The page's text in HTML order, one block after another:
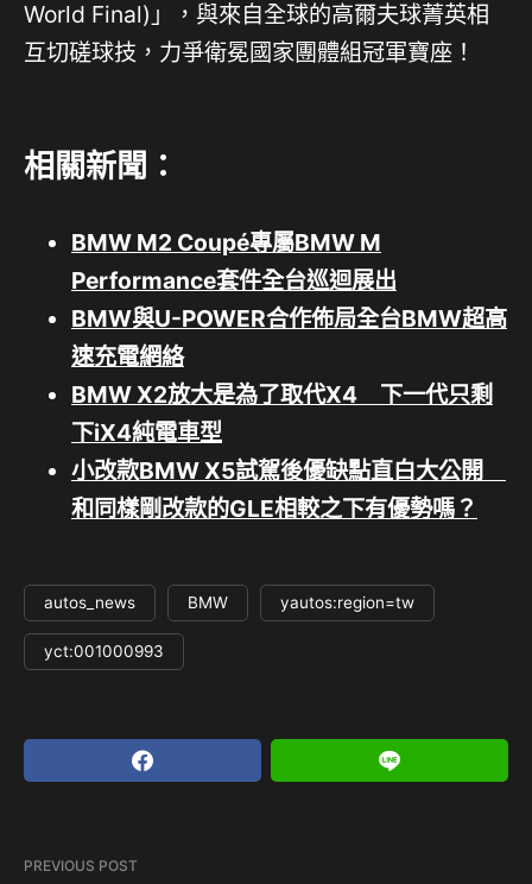
World Final)」，與來自全球的高爾夫球菁英相
互切磋球技，力爭衛冕國家團體組冠軍寶座！
相關新聞：
BMW M2 Coupé專屬BMW M
Performance套件全台巡迴展出
BMW與U-POWER合作佈局全台BMW超高
速充電網絡
BMW X2放大是為了取代X4 下一代只剩
下iX4純電車型
小改款BMW X5試駕後優缺點直白大公開
和同樣剛改款的GLE相較之下有優勢嗎？
autos_news BMW yautos:region=tw
yct:001000993
PREVIOUS POST